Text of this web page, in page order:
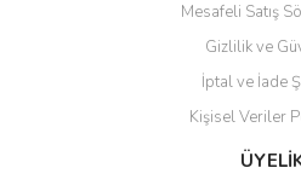
Gönder
Mesafeli Satış
Gizlilik ve
İptal ve İade
Kişisel Veriler